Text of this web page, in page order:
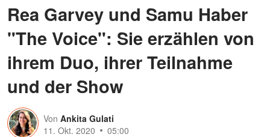
Rea Garvey und Samu Haber
"The Voice": Sie erzählen von
ihrem Duo, ihrer Teilnahme
und der Show
Von Ankita Gulati
11. Okt. 2020
05:00